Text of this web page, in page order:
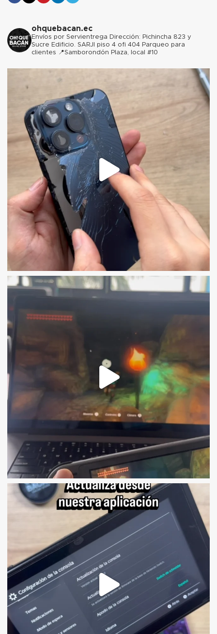
ohquebacan.ec
Envíos por Servientrega Dirección: Pichincha 823 y
Sucre Edificio. SARJI piso 4 ofi 404 Parqueo para
clientes 📍Samborondón Plaza, local #10